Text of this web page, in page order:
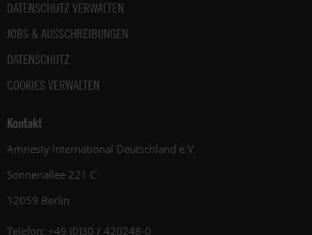
DATENSCHUTZ VERWALTEN
JOBS & AUSSCHREIBUNGEN
DATENSCHUTZ
COOKIES VERWALTEN
Kontakt
Amnesty International Deutschland e.V.
Sonnenallee 221 C
12059 Berlin
Telefon: +49 (0)30 / 420248-0